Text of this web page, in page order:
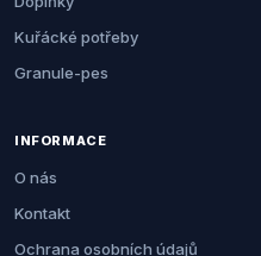
Kuřácké potřeby
Granule-pes
INFORMACE
O nás
Kontakt
Ochrana osobních údajů